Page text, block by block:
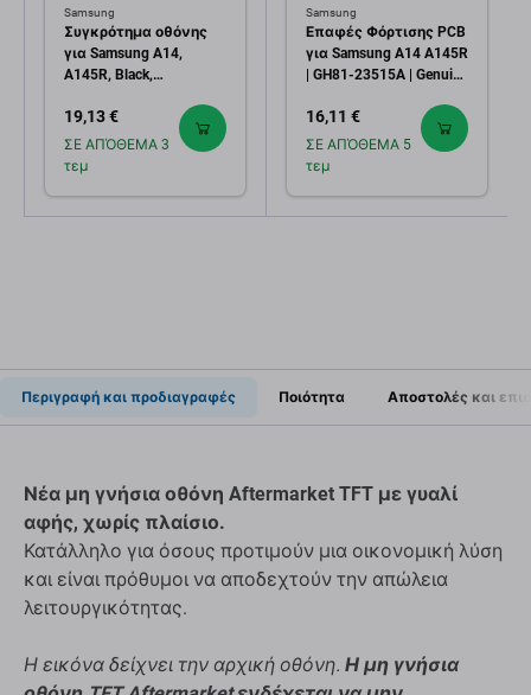
Samsung
Συγκρότημα οθόνης
για Samsung A14,
A145R, Black,
19,13 €
ΣΕ ΑΠΌΘΕΜΑ 3
τεμ
Samsung
Επαφές Φόρτισης PCB
για Samsung A14 A145R
| GH81-23515A | Genuine
16,11 €
ΣΕ ΑΠΌΘΕΜΑ 5
τεμ
Περιγραφή και προδιαγραφές Ποιότητα Αποστολές και
Νέα μη γνήσια οθόνη Aftermarket TFT με γυαλί
αφής, χωρίς πλαίσιο.
Κατάλληλο για όσους προτιμούν μια οικονομική λύση
και είναι πρόθυμοι να αποδεχτούν την απώλεια
λειτουργικότητας.
Η εικόνα δείχνει την αρχική οθόνη. Η μη γνήσια